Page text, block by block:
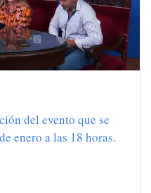
del evento que se
enero a las 18 horas.